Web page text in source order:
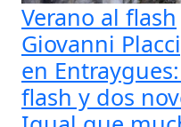
Verano al flash
Giovanni
en Entraygues:
flash y dos